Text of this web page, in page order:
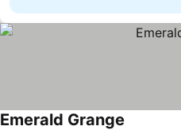
Emerald Grange